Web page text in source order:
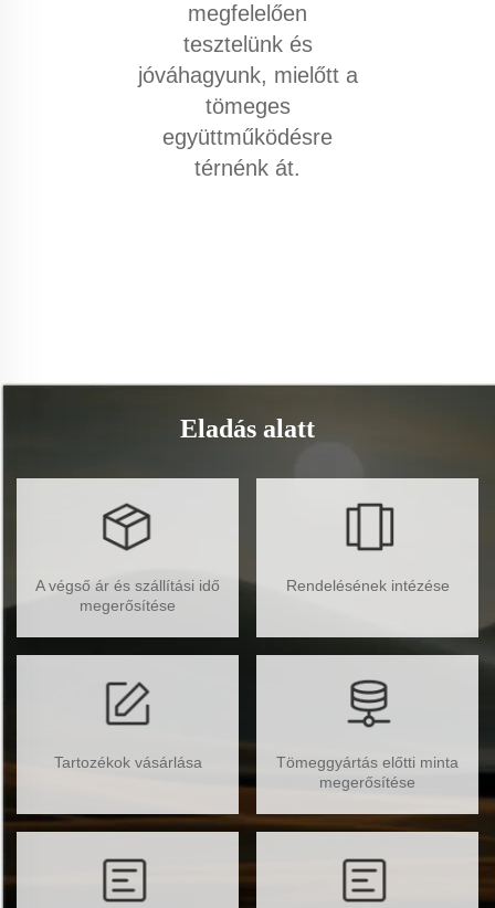
megfelelően
tesztelünk és
jóváhagyunk, mielőtt a
tömeges
együttműködésre
térnénk át.
Eladás alatt
A végső ár és szállítási idő
megerősítése
Rendelésének intézése
Tartozékok vásárlása
Tömeggyártás előtti minta
megerősítése